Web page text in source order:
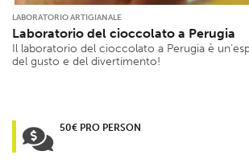
LABORATORIO ARTIGIANALE
Laboratorio del cioccolato a Perugia
Il laboratorio del cioccolato a Perugia è
del gusto e del divertimento!
50€ PRO PERSON